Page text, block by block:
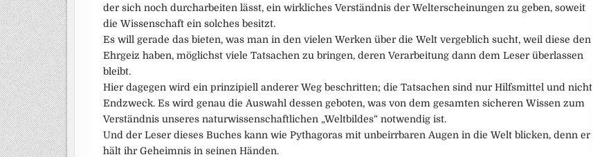
der sich noch durcharbeiten lässt, ein wirkliches Verständnis der Welterscheinungen zu geben, soweit
die Wissenschaft ein solches besitzt.
Es will gerade das bieten, was man in den vielen Werken über die Welt vergeblich sucht, weil diese den
Ehrgeiz haben, möglichst viele Tatsachen zu bringen, deren Verarbeitung dann dem Leser überlassen
bleibt.
Hier dagegen wird ein prinzipiell anderer Weg beschritten; die Tatsachen sind nur Hilfsmittel und nicht
Endzweck. Es wird genau die Auswahl dessen geboten, was von dem gesamten sicheren Wissen zum
Verständnis unseres naturwissenschaftlichen „Weltbildes“ notwendig ist.
Und der Leser dieses Buches kann wie Pythagoras mit unbeirrbaren Augen in die Welt blicken, denn er
hält ihr Geheimnis in seinen Händen.